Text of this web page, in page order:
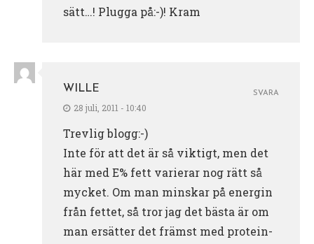
sätt…! Plugga på:-)! Kram
WILLE
28 juli, 2011 - 10:40
Trevlig blogg:-)
Inte för att det är så viktigt, men det
här med E% fett varierar nog rätt så
mycket. Om man minskar på energin
från fettet, så tror jag det bästa är om
man ersätter det främst med protein-
SVARA